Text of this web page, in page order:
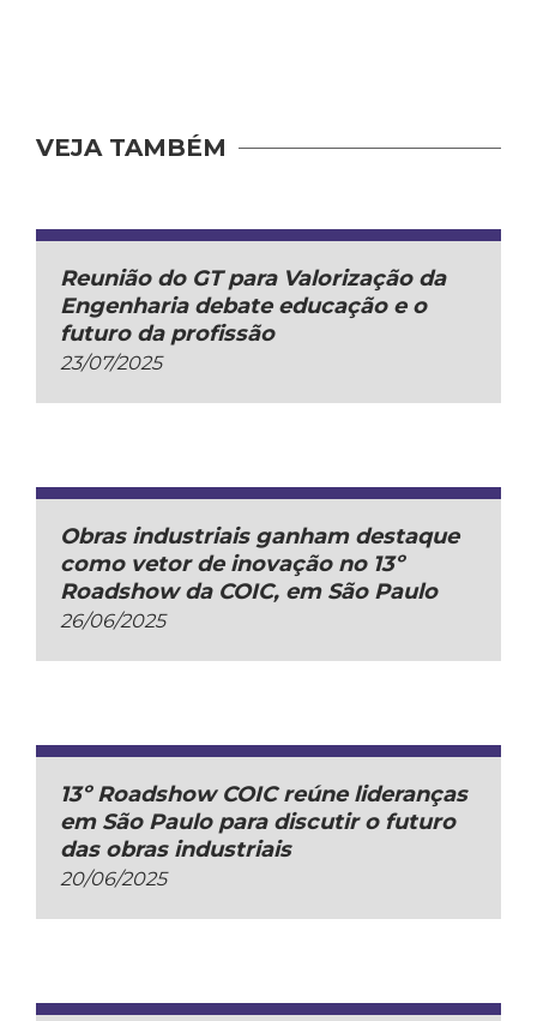
VEJA TAMBÉM
Reunião do GT para Valorização da
Engenharia debate educação e o
futuro da profissão
23/07/2025
Obras industriais ganham destaque
como vetor de inovação no 13º
Roadshow da COIC, em São Paulo
26/06/2025
13º Roadshow COIC reúne lideranças
em São Paulo para discutir o futuro
das obras industriais
20/06/2025